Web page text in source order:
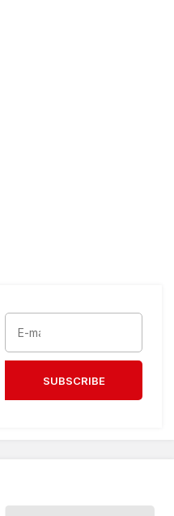
SUBSCRIBE